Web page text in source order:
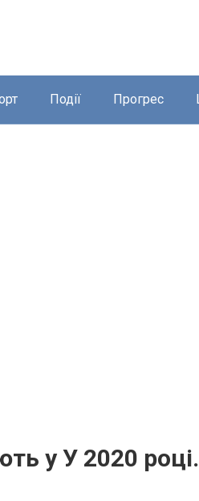
Події Прогрес
у У 2020